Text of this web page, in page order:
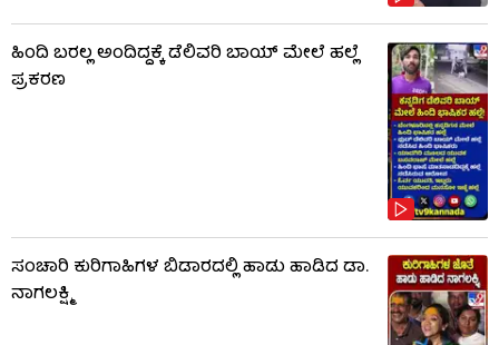
ಹಿಂದಿ ಬರಲ್ಲ ಅಂದಿದ್ದಕ್ಕೆ ಡೆಲಿವರಿ ಬಾಯ್‌ ಮೇಲೆ ಹಲ್ಲೆ
ಪ್ರಕರಣ
ಸಂಚಾರಿ ಕುರಿಗಾಹಿಗಳ ಬಿಡಾರದಲ್ಲಿ ಹಾಡು ಹಾಡಿದ ಡಾ.
ನಾಗಲಕ್ಷ್ಮಿ